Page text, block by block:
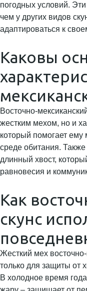
погодных условий.
чем у других видов
адаптироваться к
Каковы
Восточно-
жестким мехом, но и
который помогает ему
среде обитания.
длинный хвост,
равновесия и
Как
скунс
Жесткий мех
только для защиты от
В холодное время